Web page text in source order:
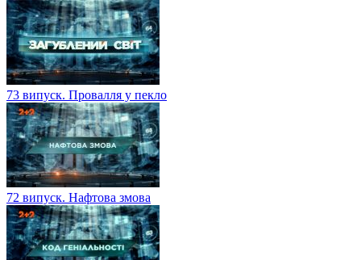
73 випуск. Провалля у пекло
72 випуск. Нафтова змова